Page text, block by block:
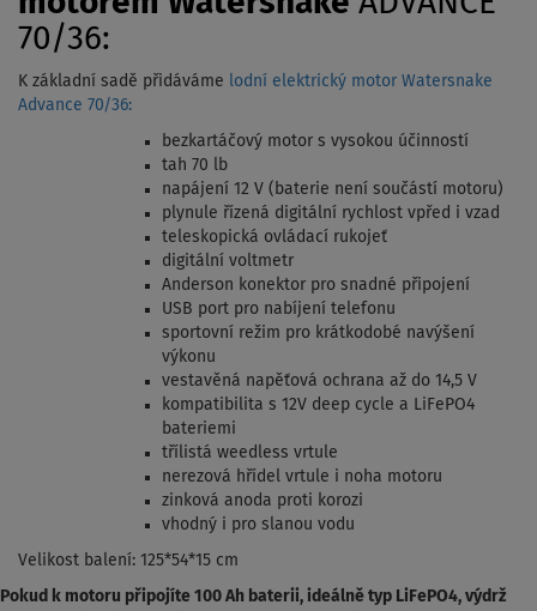
70/36:
K základní sadě přidáváme lodní elektrický motor Watersnake
Advance 70/36:
bezkartáčový motor s vysokou účinností
tah 70 lb
napájení 12 V (baterie není součástí motoru)
plynule řízená digitální rychlost vpřed i vzad
teleskopická ovládací rukojeť
digitální voltmetr
Anderson konektor pro snadné připojení
USB port pro nabíjení telefonu
sportovní režim pro krátkodobé navýšení
výkonu
vestavěná napěťová ochrana až do 14,5 V
kompatibilita s 12V deep cycle a LiFePO4
bateriemi
třílistá weedless vrtule
nerezová hřídel vrtule i noha motoru
zinková anoda proti korozi
vhodný i pro slanou vodu
Velikost balení: 125*54*15 cm
Pokud k motoru připojíte 100 Ah baterii, ideálně typ LiFePO4, výdrž